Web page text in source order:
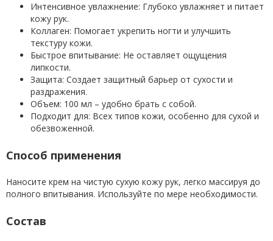
Интенсивное увлажнение: Глубоко увлажняет и питает
кожу рук.
Коллаген: Помогает укрепить ногти и улучшить
текстуру кожи.
Быстрое впитывание: Не оставляет ощущения
липкости.
Защита: Создает защитный барьер от сухости и
раздражения.
Объем: 100 мл – удобно брать с собой.
Подходит для: Всех типов кожи, особенно для сухой и
обезвоженной.
Способ применения
Наносите крем на чистую сухую кожу рук, легко массируя до
полного впитывания. Используйте по мере необходимости.
Состав